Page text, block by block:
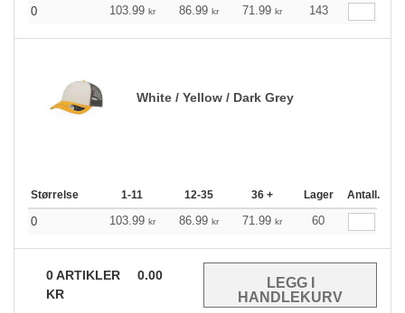
0 103.99 kr 86.99 kr 71.99 kr 143
White / Yellow / Dark Grey
Størrelse 1-11 12-35 36 + Lager Antall.
0 103.99 kr 86.99 kr 71.99 kr 60
0ARTIKLER
0.00
KR